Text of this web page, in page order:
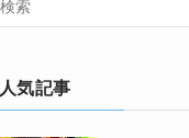
人気記事